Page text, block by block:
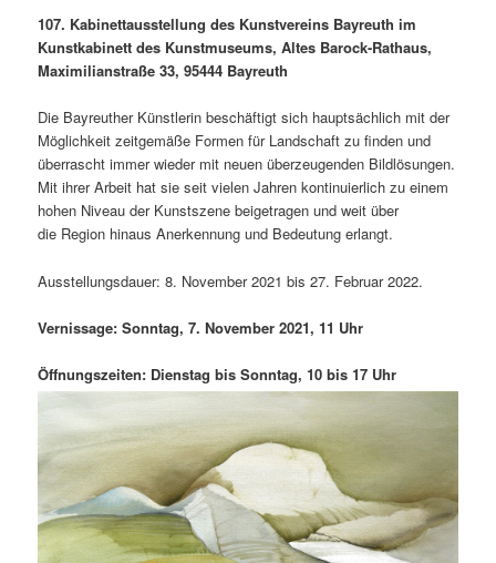
107. Kabinettausstellung des Kunstvereins Bayreuth im
Kunstkabinett des Kunstmuseums, Altes Barock-Rathaus,
Maximilianstraße 33, 95444 Bayreuth
Die Bayreuther Künstlerin beschäftigt sich hauptsächlich mit der
Möglichkeit zeitgemäße Formen für Landschaft zu finden und
überrascht immer wieder mit neuen überzeugenden Bildlösungen.
Mit ihrer Arbeit hat sie seit vielen Jahren kontinuierlich zu einem
hohen Niveau der Kunstszene beigetragen und weit über
die Region hinaus Anerkennung und Bedeutung erlangt.
Ausstellungsdauer: 8. November 2021 bis 27. Februar 2022.
Vernissage: Sonntag, 7. November 2021, 11 Uhr
Öffnungszeiten: Dienstag bis Sonntag, 10 bis 17 Uhr